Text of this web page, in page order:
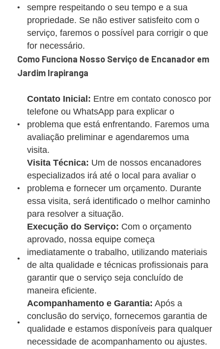
sempre respeitando o seu tempo e a sua
propriedade. Se não estiver satisfeito com o
serviço, faremos o possível para corrigir o que
for necessário.
Como Funciona Nosso Serviço de Encanador em
Jardim Irapiranga
Contato Inicial: Entre em contato conosco por
telefone ou WhatsApp para explicar o
problema que está enfrentando. Faremos uma
avaliação preliminar e agendaremos uma
visita.
Visita Técnica: Um de nossos encanadores
especializados irá até o local para avaliar o
problema e fornecer um orçamento. Durante
essa visita, será identificado o melhor caminho
para resolver a situação.
Execução do Serviço: Com o orçamento
aprovado, nossa equipe começa
imediatamente o trabalho, utilizando materiais
de alta qualidade e técnicas profissionais para
garantir que o serviço seja concluído de
maneira eficiente.
Acompanhamento e Garantia: Após a
conclusão do serviço, fornecemos garantia de
qualidade e estamos disponíveis para qualquer
necessidade de acompanhamento ou ajustes.